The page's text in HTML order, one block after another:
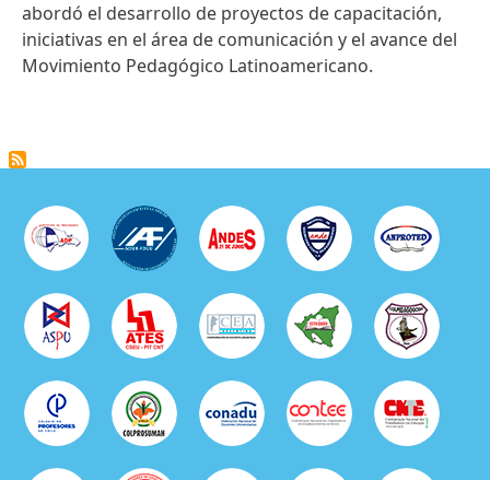
abordó el desarrollo de proyectos de capacitación,
iniciativas en el área de comunicación y el avance del
Movimiento Pedagógico Latinoamericano.